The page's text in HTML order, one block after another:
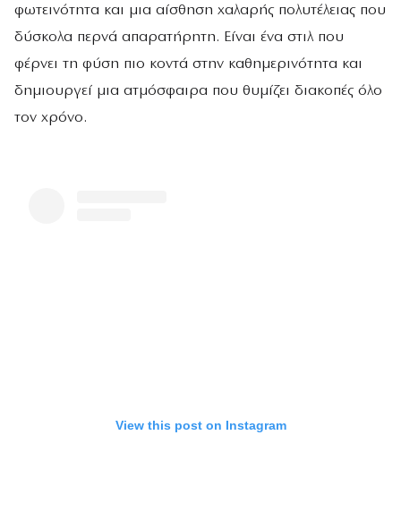
φωτεινότητα και μια αίσθηση χαλαρής πολυτέλειας που
δύσκολα περνά απαρατήρητη. Είναι ένα στιλ που
φέρνει τη φύση πιο κοντά στην καθημερινότητα και
δημιουργεί μια ατμόσφαιρα που θυμίζει διακοπές όλο
τον χρόνο.
View this post on Instagram